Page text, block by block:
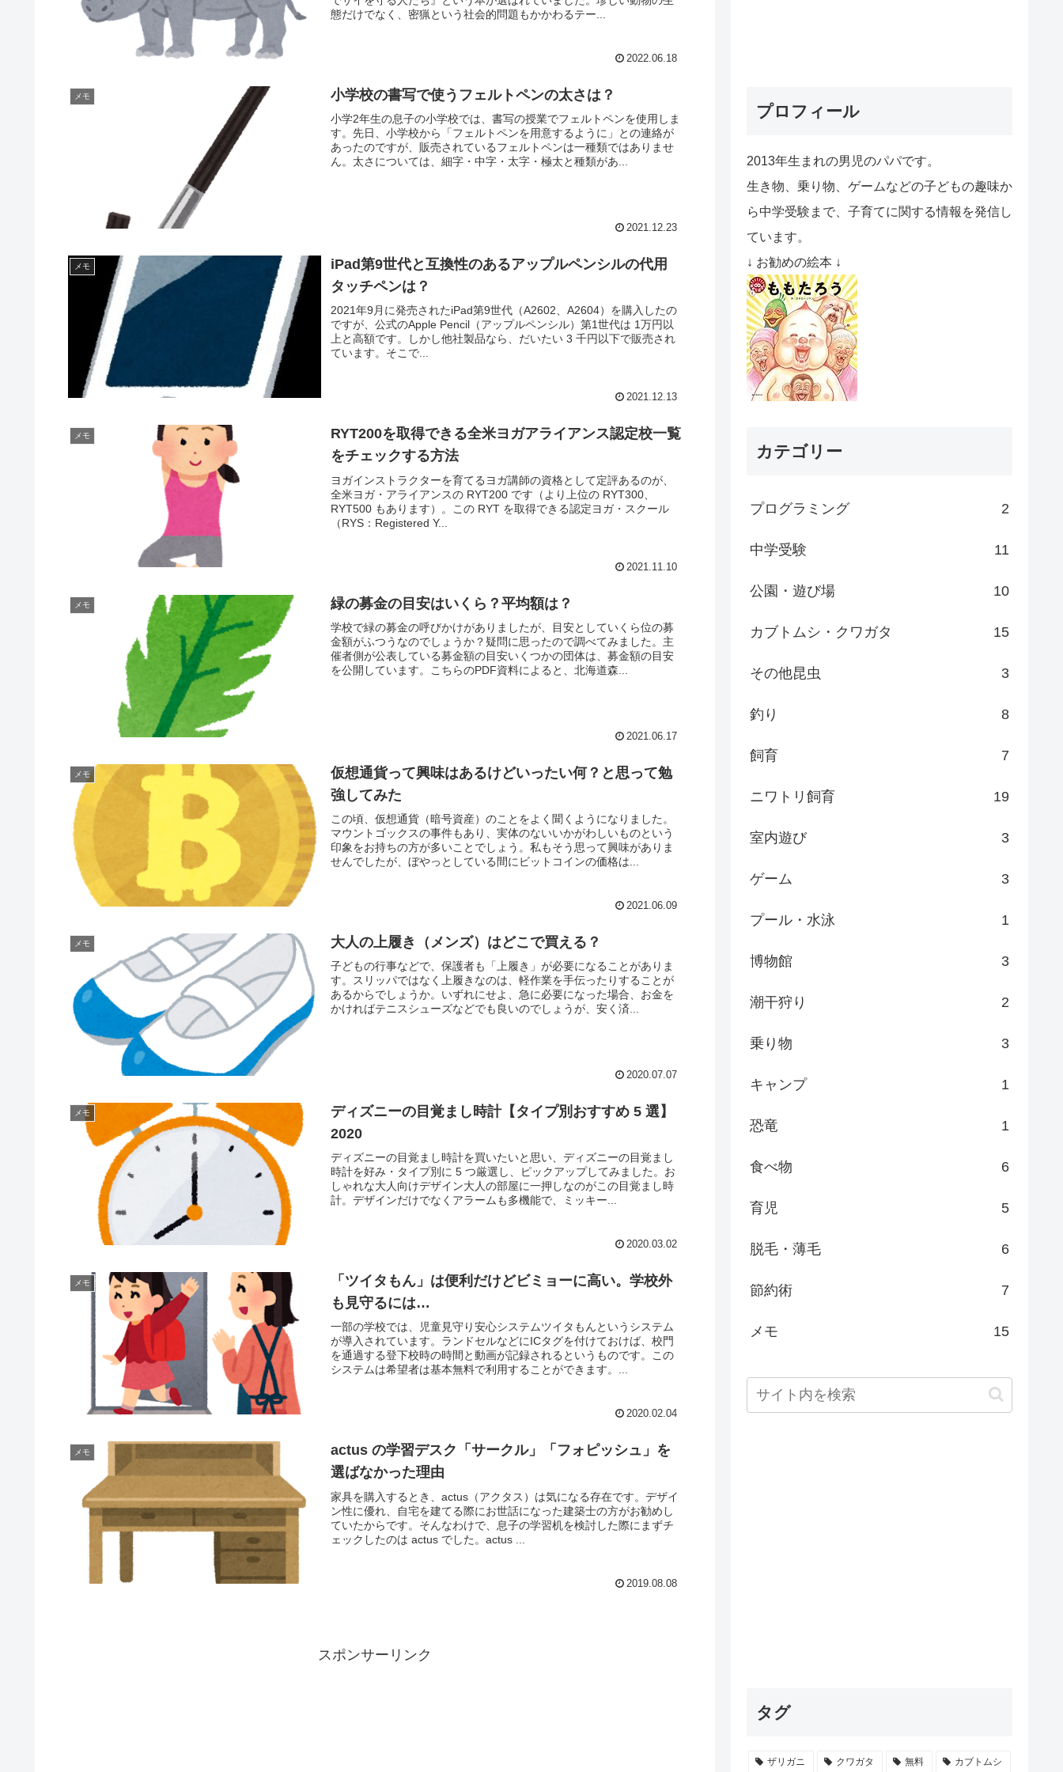
態だけでなく、密猟という社会的問題もかかわるテー...
2022.06.18
メモ 小学校の書写で使うフェルトペンの太さは？
小学2年生の息子の小学校では、書写の授業でフェルトペンを使用しま
す。先日、小学校から「フェルトペンを用意するように」との連絡が
あったのですが、販売されているフェルトペンは一種類ではありませ
ん。太さについては、細字・中字・太字・極太と種類があ...
2021.12.23
メモ
iPad第9世代と互換性のあるアップルペンシルの代用
タッチペンは？
2021年9月に発売されたiPad第9世代（A2602、A2604）を購入したの
ですが、公式のApple Pencil（アップルペンシル）第1世代は 1万円以
上と高額です。しかし他社製品なら、だいたい 3 千円以下で販売され
ています。そこで...
2021.12.13
メモ
RYT200を取得できる全米ヨガアライアンス認定校一覧
をチェックする方法
ヨガインストラクターを育てるヨガ講師の資格として定評あるのが、
全米ヨガ・アライアンスの RYT200 です（より上位の RYT300、
RYT500 もあります）。この RYT を取得できる認定ヨガ・スクール
（RYS：Registered Y...
2021.11.10
メモ 緑の募金の目安はいくら？平均額は？
学校で緑の募金の呼びかけがありましたが、目安としていくら位の募
金額がふつうなのでしょうか？疑問に思ったので調べてみました。主
催者側が公表している募金額の目安いくつかの団体は、募金額の目安
を公開しています。こちらのPDF資料によると、北海道森...
2021.06.17
メモ
仮想通貨って興味はあるけどいったい何？と思って勉
強してみた
この頃、仮想通貨（暗号資産）のことをよく聞くようになりました。
マウントゴックスの事件もあり、実体のないいかがわしいものという
印象をお持ちの方が多いことでしょう。私もそう思って興味がありま
せんでしたが、ぼやっとしている間にビットコインの価格は...
2021.06.09
メモ 大人の上履き（メンズ）はどこで買える？
子どもの行事などで、保護者も「上履き」が必要になることがありま
す。スリッパではなく上履きなのは、軽作業を手伝ったりすることが
あるからでしょうか。いずれにせよ、急に必要になった場合、お金を
かければテニスシューズなどでも良いのでしょうが、安く済...
2020.07.07
メモ
ディズニーの目覚まし時計【タイプ別おすすめ 5 選】
2020
ディズニーの目覚まし時計を買いたいと思い、ディズニーの目覚まし
時計を好み・タイプ別に 5 つ厳選し、ピックアップしてみました。お
しゃれな大人向けデザイン大人の部屋に一押しなのがこの目覚まし時
計。デザインだけでなくアラームも多機能で、ミッキー...
2020.03.02
メモ
「ツイタもん」は便利だけどビミョーに高い。学校外
も見守るには…
一部の学校では、児童見守り安心システムツイタもんというシステム
が導入されています。ランドセルなどにICタグを付けておけば、校門
を通過する登下校時の時間と動画が記録されるというものです。この
システムは希望者は基本無料で利用することができます。...
2020.02.04
メモ
actus の学習デスク「サークル」「フォピッシュ」を
選ばなかった理由
家具を購入するとき、actus（アクタス）は気になる存在です。デザイ
ン性に優れ、自宅を建てる際にお世話になった建築士の方がお勧めし
ていたからです。そんなわけで、息子の学習机を検討した際にまずチ
ェックしたのは actus でした。actus ...
2019.08.08
スポンサーリンク
プロフィール
2013年生まれの男児のパパです。
生き物、乗り物、ゲームなどの子どもの趣味か
ら中学受験まで、子育てに関する情報を発信し
ています。
↓ お勧めの絵本 ↓
カテゴリー
プログラミング 2
中学受験 11
公園・遊び場 10
カブトムシ・クワガタ 15
その他昆虫 3
釣り 8
飼育 7
ニワトリ飼育 19
室内遊び 3
ゲーム 3
プール・水泳 1
博物館 3
潮干狩り 2
乗り物 3
キャンプ 1
恐竜 1
食べ物 6
育児 5
脱毛・薄毛 6
節約術 7
メモ 15
タグ
ザリガニ クワガタ 無料 カブトムシ